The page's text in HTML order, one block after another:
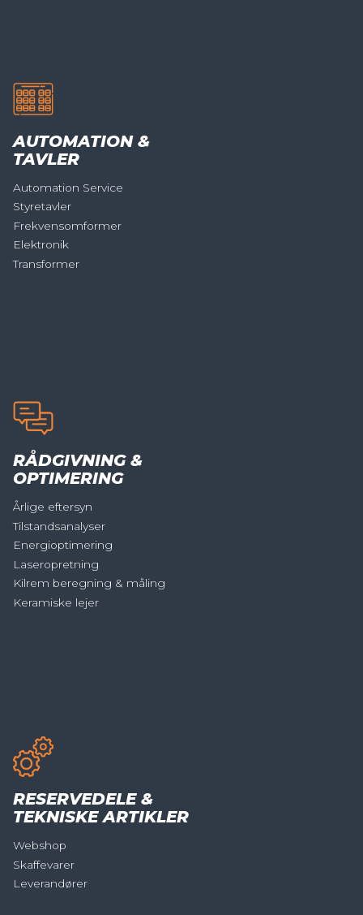
AUTOMATION &
TAVLER
Automation Service
Styretavler
Frekvensomformer
Elektronik
Transformer
RÅDGIVNING &
OPTIMERING
Årlige eftersyn
Tilstandsanalyser
Energioptimering
Laseropretning
Kilrem beregning & måling
Keramiske lejer
RESERVEDELE &
TEKNISKE ARTIKLER
Webshop
Skaffevarer
Leverandører